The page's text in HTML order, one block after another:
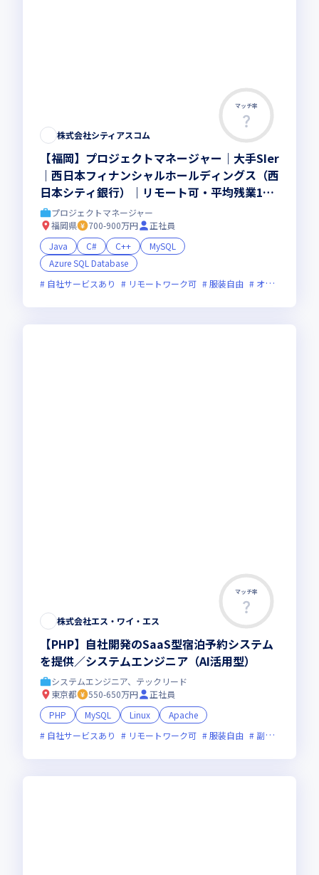
マッチ率
株式会社シティアスコム
【福岡】プロジェクトマネージャー｜大手SIer
｜西日本フィナンシャルホールディングス（西
日本シティ銀行）｜リモート可・平均残業11
h・土日祝休み
プロジェクトマネージャー
福岡県
700-900万円
正社員
Java
C# C++
MySQL
Azure SQL Database
自社サービスあり
リモートワーク可 服装自由 オンライン選考可
マッチ率
株式会社エス・ワイ・エス
【PHP】自社開発のSaaS型宿泊予約システム
を提供／システムエンジニア（AI活用型）
システムエンジニア、テックリード
東京都
550-650万円
正社員
PHP
MySQL Linux
Apache
自社サービスあり
リモートワーク可 服装自由 副業可